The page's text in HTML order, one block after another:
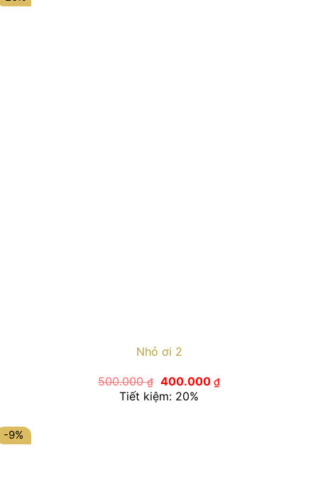
Nhỏ ơi 2
500.000₫ Giá
gốc
là:
400.000 ₫Giá
hiện
Tiết kiệm: 20%
-9%